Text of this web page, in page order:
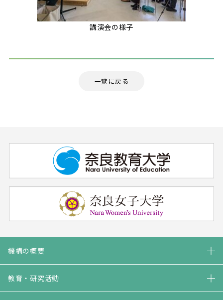
講演会の様子
一覧に戻る
機構の概要
教育・研究活動